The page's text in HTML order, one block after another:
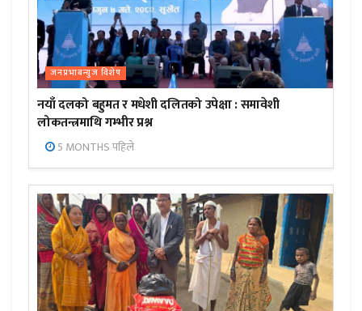
जनप्रभाबन्युज विशेष
नयाँ दलको बहुमत र मधेशी दलितको उपेक्षा : समावेशी
लोकतन्त्रमाथि गम्भीर प्रश्न
5 MONTHS पहिले